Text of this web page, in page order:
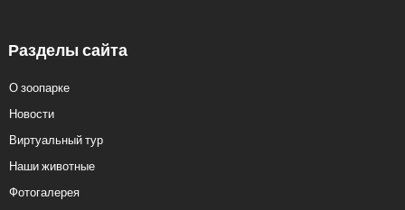
Разделы сайта
О зоопарке
Новости
Виртуальный тур
Наши животные
Фотогалерея